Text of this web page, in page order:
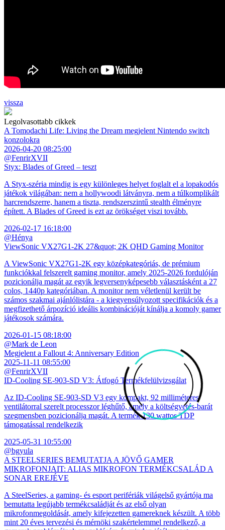
vissza
Legolvasottabb cikkek
A Tomodachi Life: Living the Dream megjelent Nintendo switch
konzolokra
2026-04-20 08:25:00
@FenrirXVII
Styx: Blades of Greed – teszt
A Styx-széria mindig is egy különleges helyet foglalt el a lopakodós
játékok világában: nem a hollywoodi látványra, nem a túlkomplikált
harcrendszerre, hanem a tiszta, rendszerszintű stealth élményre
épített. A Blades of Greed is ezt az örökséget viszi tovább.
2026-02-17 16:18:00
@Hénya
ViewSonic VX27G1-2K 27&quot; 2K QHD Gaming Monitor
A ViewSonic VX27G1-2K egy középkategóriás, de prémium
funkciókkal felszerelt gaming monitor, amely 2025-2026 fordulóján
pozicionálja magát az egyik legversenyképesebb választásként a 27
colos, 1440p kategóriában. A monitor nem véletlenül került be
számos szakmai ajánlólistára - a kiegyensúlyozott specifikációk és a
megfizethető árpozíció ideális kombinációját kínálja a komoly gamer
játékosok számára.
2026-01-15 08:18:00
@Mark de Leon
Megjelent a Fallout 4: Anniversary Edition
2025-11-11 08:55:00
@FenrirXVII
ID-Cooling SE-903-SD V3: Átfogó Termékfelülvizsgálat
Az ID-Cooling SE-903-SD V3 egy kompakt, 92 milliméteres
ventilátorral szerelt processzor léghűtő, amely a költségvetés-barát
szegmensben pozicionálja magát. A termék 130 wattos TDP
támogatással rendelkezik
2025-05-31 10:55:00
@bgyula
A STEELSERIES BEMUTATJA A JÖVŐ GAMER
MIKROFONJAIT: ALIAS MIKROFON TERMÉKCSALÁD A
SONAR EREJÉVE
A SteelSeries, a gaming- és esport perifériák világelső gyártója ma
bemutatta legújabb termékcsaládját és az első olyan
mikrofonmegoldását, amely kifejezetten gamereknek készült. A több
mint 20 éves tervezési és mérnöki szakértelemmel rendelkező, a